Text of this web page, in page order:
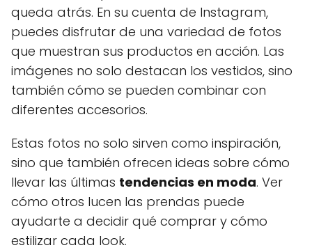
queda atrás. En su cuenta de Instagram,
puedes disfrutar de una variedad de fotos
que muestran sus productos en acción. Las
imágenes no solo destacan los vestidos, sino
también cómo se pueden combinar con
diferentes accesorios.
Estas fotos no solo sirven como inspiración,
sino que también ofrecen ideas sobre cómo
llevar las últimas tendencias en moda. Ver
cómo otros lucen las prendas puede
ayudarte a decidir qué comprar y cómo
estilizar cada look.